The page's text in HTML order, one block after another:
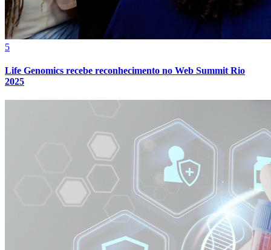
5
Life Genomics recebe reconhecimento no Web Summit Rio
2025